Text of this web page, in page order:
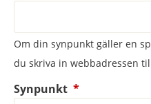
Om din synpunkt gäller en
du skriva in webbadressen
Synpunkt *(obligatorisk)